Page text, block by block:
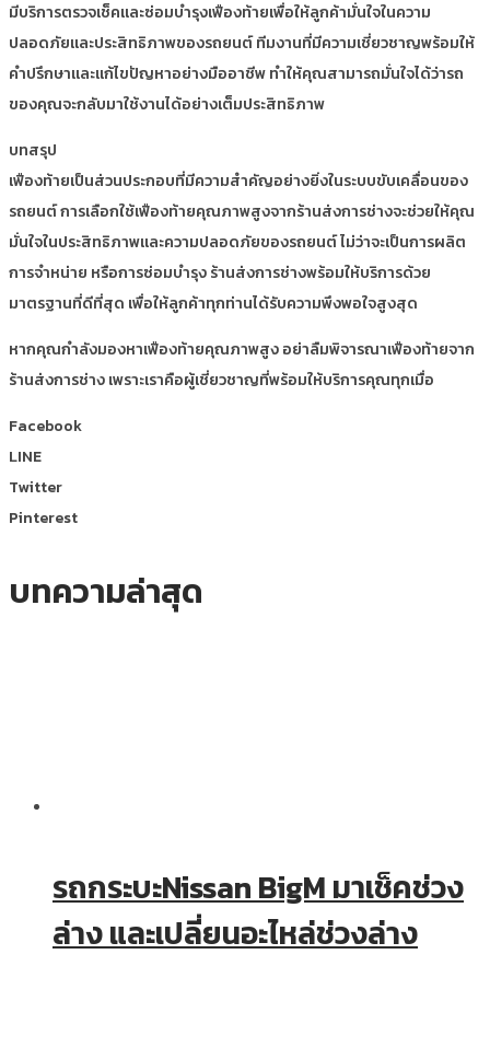
มีบริการตรวจเช็คและซ่อมบำรุงเฟืองท้ายเพื่อให้ลูกค้ามั่นใจในความ
ปลอดภัยและประสิทธิภาพของรถยนต์ ทีมงานที่มีความเชี่ยวชาญพร้อมให้
คำปรึกษาและแก้ไขปัญหาอย่างมืออาชีพ ทำให้คุณสามารถมั่นใจได้ว่ารถ
ของคุณจะกลับมาใช้งานได้อย่างเต็มประสิทธิภาพ
บทสรุป
เฟืองท้ายเป็นส่วนประกอบที่มีความสำคัญอย่างยิ่งในระบบขับเคลื่อนของ
รถยนต์ การเลือกใช้เฟืองท้ายคุณภาพสูงจากร้านส่งการช่างจะช่วยให้คุณ
มั่นใจในประสิทธิภาพและความปลอดภัยของรถยนต์ ไม่ว่าจะเป็นการผลิต
การจำหน่าย หรือการซ่อมบำรุง ร้านส่งการช่างพร้อมให้บริการด้วย
มาตรฐานที่ดีที่สุด เพื่อให้ลูกค้าทุกท่านได้รับความพึงพอใจสูงสุด
หากคุณกำลังมองหาเฟืองท้ายคุณภาพสูง อย่าลืมพิจารณาเฟืองท้ายจาก
ร้านส่งการช่าง เพราะเราคือผู้เชี่ยวชาญที่พร้อมให้บริการคุณทุกเมื่อ
Facebook
LINE
Twitter
Pinterest
บทความล่าสุด
รถกระบะNissan BigM มาเช็คช่วง
ล่าง และเปลี่ยนอะไหล่ช่วงล่าง